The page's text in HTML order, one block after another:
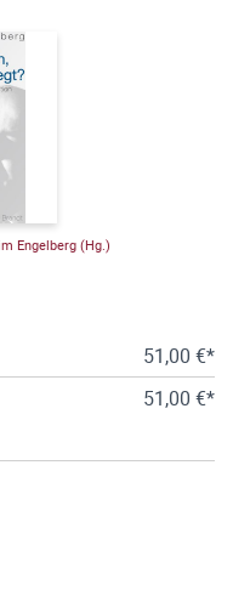
Engelberg (Hg.)
51,00 €*
51,00 €*